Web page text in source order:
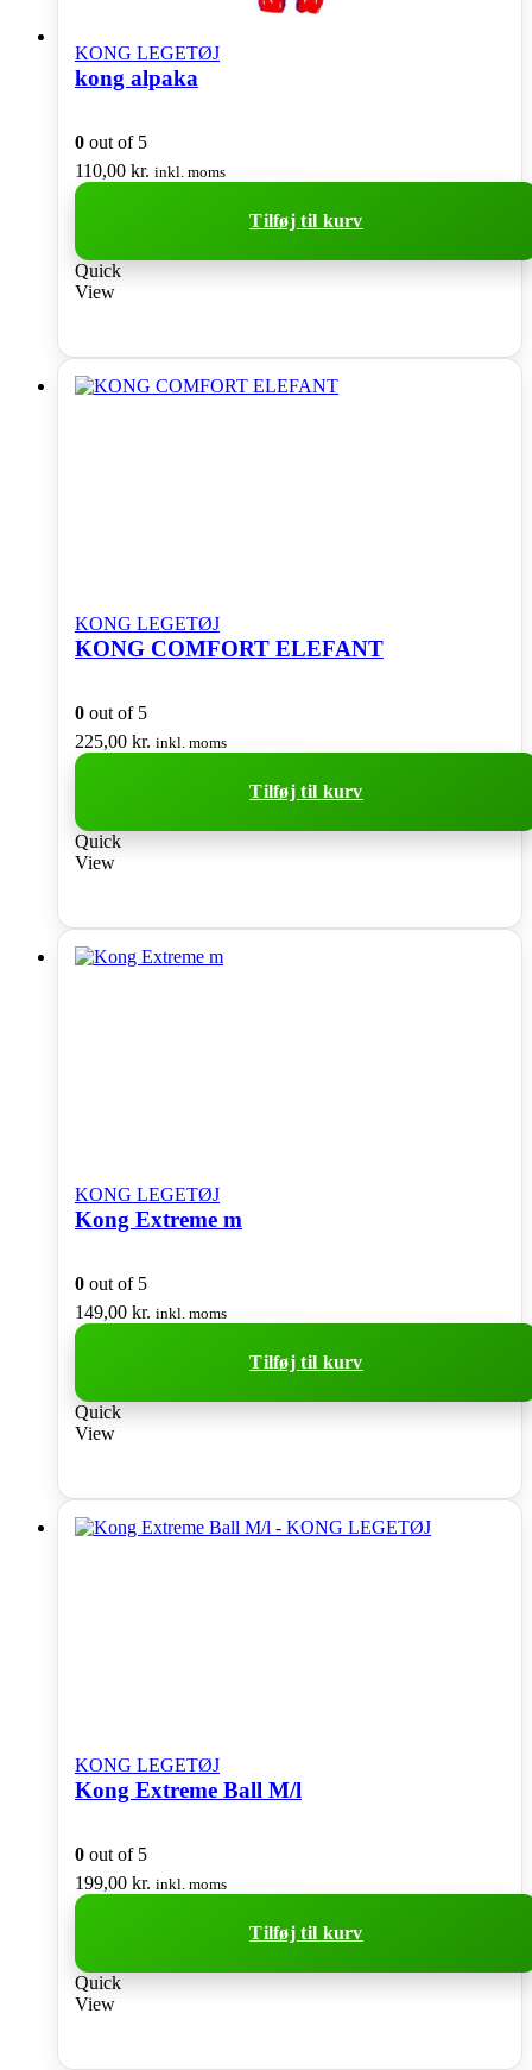
KONG LEGETØJ
kong alpaka
0 out of 5
110,00 kr. inkl. moms
Tilføj til kurv
Quick
View
KONG LEGETØJ
KONG COMFORT ELEFANT
0 out of 5
225,00 kr. inkl. moms
Tilføj til kurv
Quick
View
KONG LEGETØJ
Kong Extreme m
0 out of 5
149,00 kr. inkl. moms
Tilføj til kurv
Quick
View
KONG LEGETØJ
Kong Extreme Ball M/l
0 out of 5
199,00 kr. inkl. moms
Tilføj til kurv
Quick
View